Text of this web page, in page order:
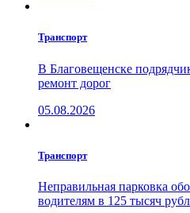
Транспорт
В Благовещенске
ремонт дорог
05.08.2026
Транспорт
Неправильная парковка
водителям в 125 тысяч